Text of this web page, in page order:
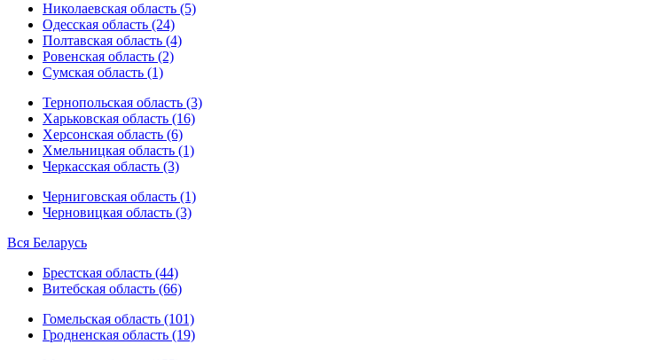
Николаевская область (5)
Одесская область (24)
Полтавская область (4)
Ровенская область (2)
Сумская область (1)
Тернопольская область (3)
Харьковская область (16)
Херсонская область (6)
Хмельницкая область (1)
Черкасская область (3)
Черниговская область (1)
Черновицкая область (3)
Вся Беларусь
Брестская область (44)
Витебская область (66)
Гомельская область (101)
Гродненская область (19)